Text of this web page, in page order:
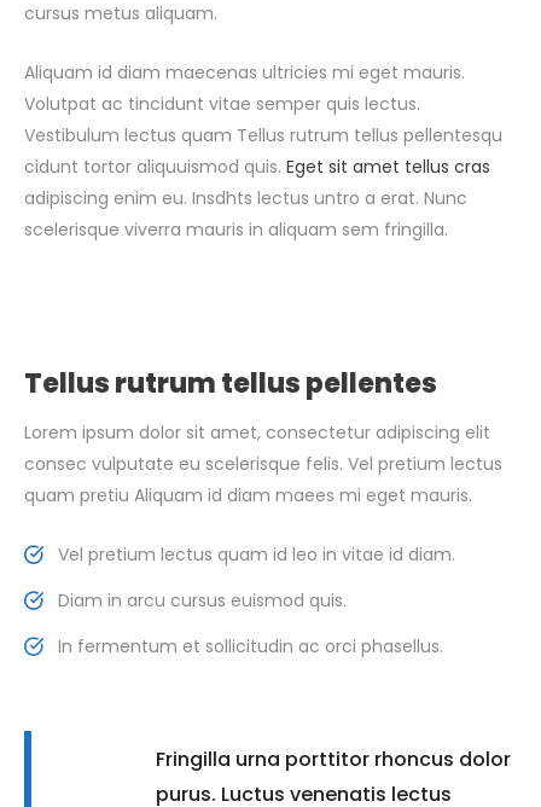
cursus metus aliquam.
Aliquam id diam maecenas ultricies mi eget mauris.
Volutpat ac tincidunt vitae semper quis lectus.
Vestibulum lectus quam Tellus rutrum tellus pellentesqu
cidunt tortor aliquuismod quis. Eget sit amet tellus cras
adipiscing enim eu. Insdhts lectus untro a erat. Nunc
scelerisque viverra mauris in aliquam sem fringilla.
Tellus rutrum tellus pellentes
Lorem ipsum dolor sit amet, consectetur adipiscing elit
consec vulputate eu scelerisque felis. Vel pretium lectus
quam pretiu Aliquam id diam maees mi eget mauris.
Vel pretium lectus quam id leo in vitae id diam.
Diam in arcu cursus euismod quis.
In fermentum et sollicitudin ac orci phasellus.
Fringilla urna porttitor rhoncus dolor
purus. Luctus venenatis lectus